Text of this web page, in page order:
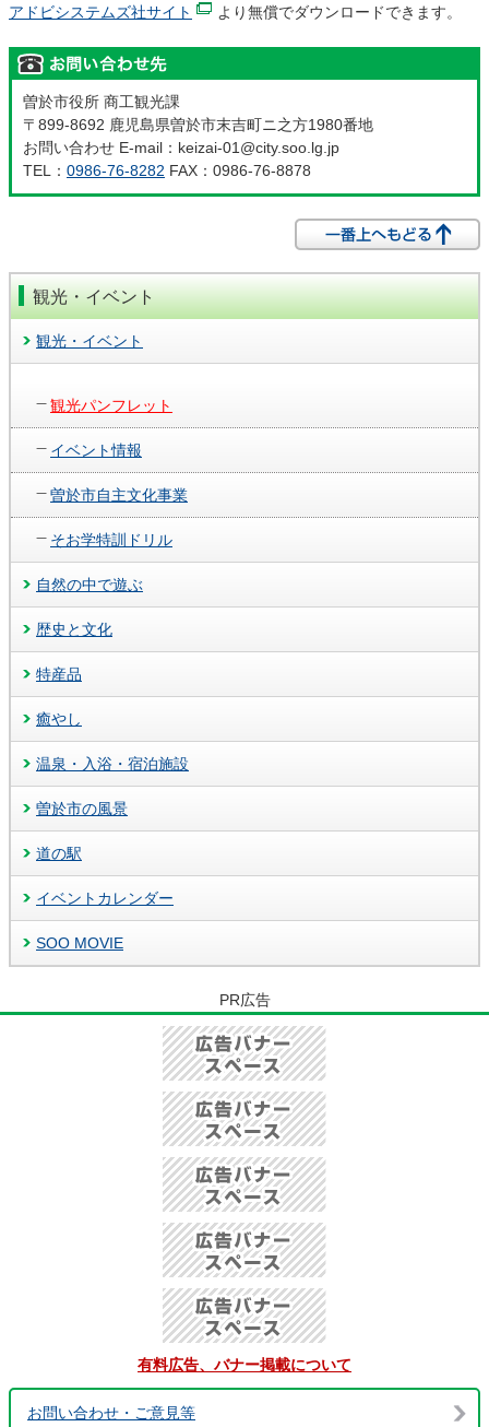
アドビシステムズ社サイト
より無償でダウンロードできます。
曽於市役所 商工観光課
〒899-8692 鹿児島県曽於市末吉町ニ之方1980番地
お問い合わせ E-mail：keizai-01@city.soo.lg.jp
TEL： 0986-76-8282 FAX：0986-76-8878
観光・イベント
観光・イベント
観光パンフレット
イベント情報
曽於市自主文化事業
そお学特訓ドリル
自然の中で遊ぶ
歴史と文化
特産品
癒やし
温泉・入浴・宿泊施設
曽於市の風景
道の駅
イベントカレンダー
SOO MOVIE
PR広告
有料広告、バナー掲載について
お問い合わせ・ご意見等